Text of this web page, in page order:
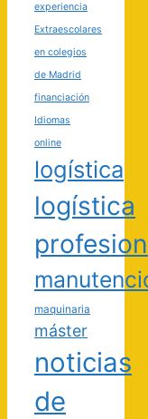
experiencia
Extraescolares
en colegios
de Madrid
financiación
Idiomas
online
logística
logística
maquinaria
máster
noticias
de